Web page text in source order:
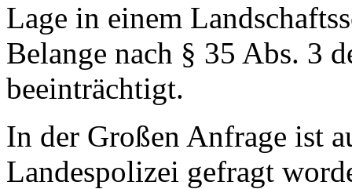
Lage in einem
Belange nach § 35 Abs. 3
beeinträchtigt.
In der Großen Anfrage ist
Landespolizei gefragt